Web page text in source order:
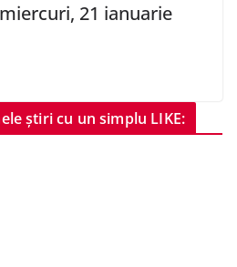
21 ianuarie
știri cu un simplu LIKE: